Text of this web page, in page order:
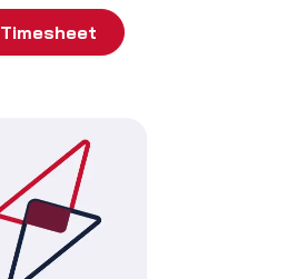
Timesheet